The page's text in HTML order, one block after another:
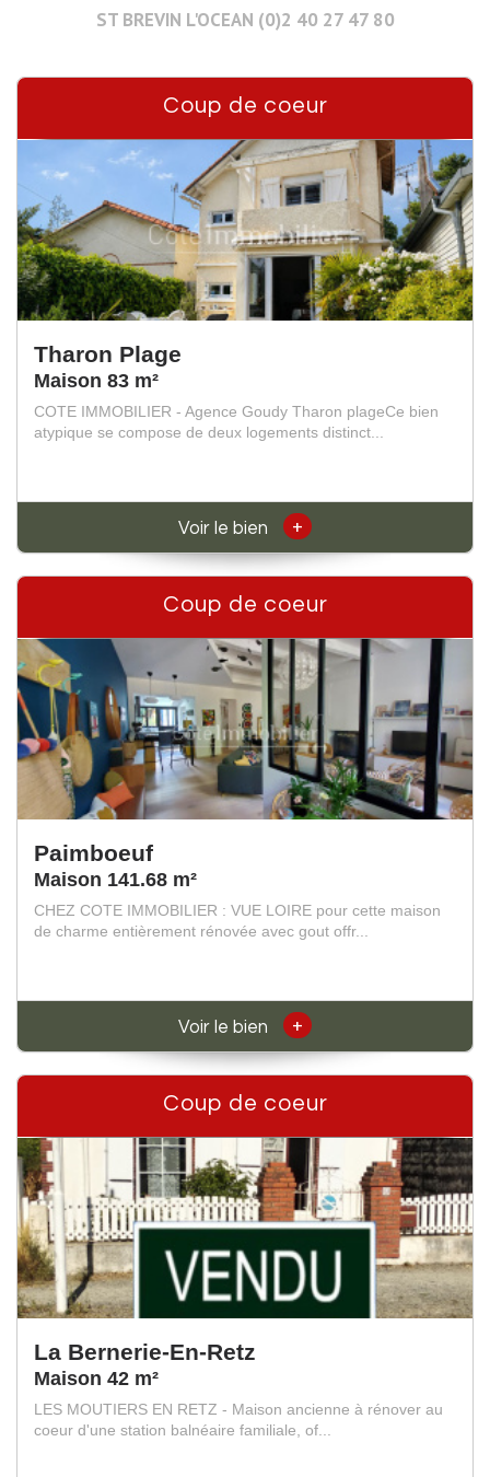
ST BREVIN L'OCEAN (0)2 40 27 47 80
Coup de coeur
Tharon Plage
Maison 83 m²
COTE IMMOBILIER - Agence Goudy Tharon plageCe bien
atypique se compose de deux logements distinct...
Voir le bien +
Coup de coeur
Paimboeuf
Maison 141.68 m²
CHEZ COTE IMMOBILIER : VUE LOIRE pour cette maison
de charme entièrement rénovée avec gout offr...
Voir le bien +
Coup de coeur
La Bernerie-En-Retz
Maison 42 m²
LES MOUTIERS EN RETZ - Maison ancienne à rénover au
coeur d'une station balnéaire familiale, of...